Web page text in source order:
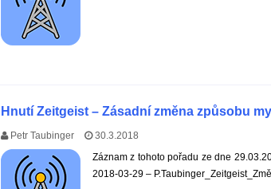
Hnutí Zeitgeist – Zásadní změna způsobu
Petr Taubinger
30.3.2018
Záznam z tohoto pořadu ze dne
2018-03-29 –